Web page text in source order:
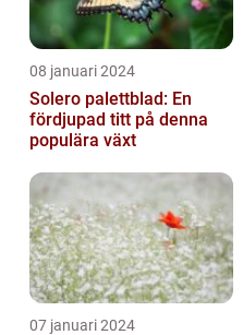
08 januari 2024
Solero palettblad: En
fördjupad titt på denna
populära växt
07 januari 2024